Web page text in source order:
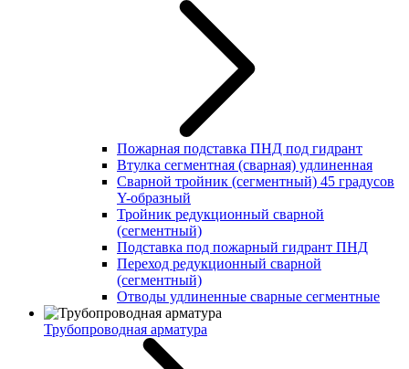
Пожарная подставка ПНД под гидрант
Втулка сегментная (сварная) удлиненная
Сварной тройник (сегментный) 45 градусов
Y-образный
Тройник редукционный сварной
(сегментный)
Подставка под пожарный гидрант ПНД
Переход редукционный сварной
(сегментный)
Отводы удлиненные сварные сегментные
Трубопроводная арматура